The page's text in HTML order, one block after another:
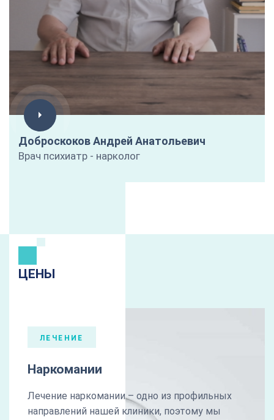
Доброскоков Андрей Анатольевич
Врач психиатр - нарколог
ЦЕНЫ
ЛЕЧЕНИЕ
Наркомании
Лечение наркомании – одно из профильных
направлений нашей клиники, поэтому мы